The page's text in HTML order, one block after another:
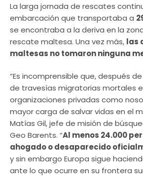
La larga jornada de rescates
embarcación que transportaba a
se encontraba a la deriva en la
rescate maltesa. Una vez más, las
maltesas no tomaron ninguna
“Es incomprensible que, después
de travesías migratorias mortales
organizaciones privadas como
mayor carga de salvar vidas en el
Matías Gil, jefe de misión de
Geo Barents. “Al menos 24.000
ahogado o desaparecido
y sin embargo Europa sigue
ante lo que ocurre en su frontera